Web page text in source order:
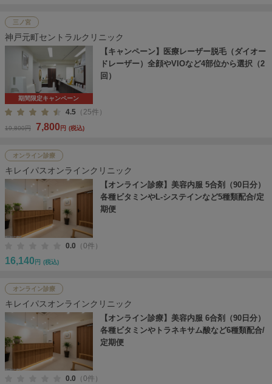
三ノ宮
神戸元町セントラルクリニック
期間限定キャンペーン
【キャンペーン】医療レーザー脱毛（ダイオー
ドレーザー）全顔やVIOなど4部位から選択（2
回）
4.5 （25件）
19,800円 7,800円 (税込)
オンライン診療
キレイパスオンラインクリニック
【オンライン診療】美容内服 5合剤（90日分）
各種ビタミンやL-システインなど5種類配合/定
期便
0.0 （0件）
16,140 円 (税込)
オンライン診療
キレイパスオンラインクリニック
【オンライン診療】美容内服 6合剤（90日分）
各種ビタミンやトラネキサム酸など6種類配合/
定期便
0.0 （0件）